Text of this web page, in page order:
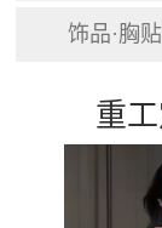
饰品·胸
重